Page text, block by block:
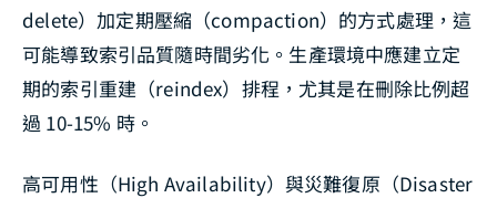
delete）加定期壓縮（compaction）的方式處理，這
可能導致索引品質隨時間劣化。生產環境中應建立定
期的索引重建（reindex）排程，尤其是在刪除比例超
過 10-15% 時。
高可用性（High Availability）與災難復原（Disaster